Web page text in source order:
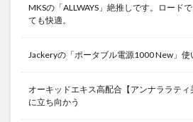
MKSの「ALLWAYS」絶推しです。ロード
ても快適。
Jackeryの「ポータブル電源1000 New」使
オーキッドエキス高配合【アンナララテ
に立ち向かう